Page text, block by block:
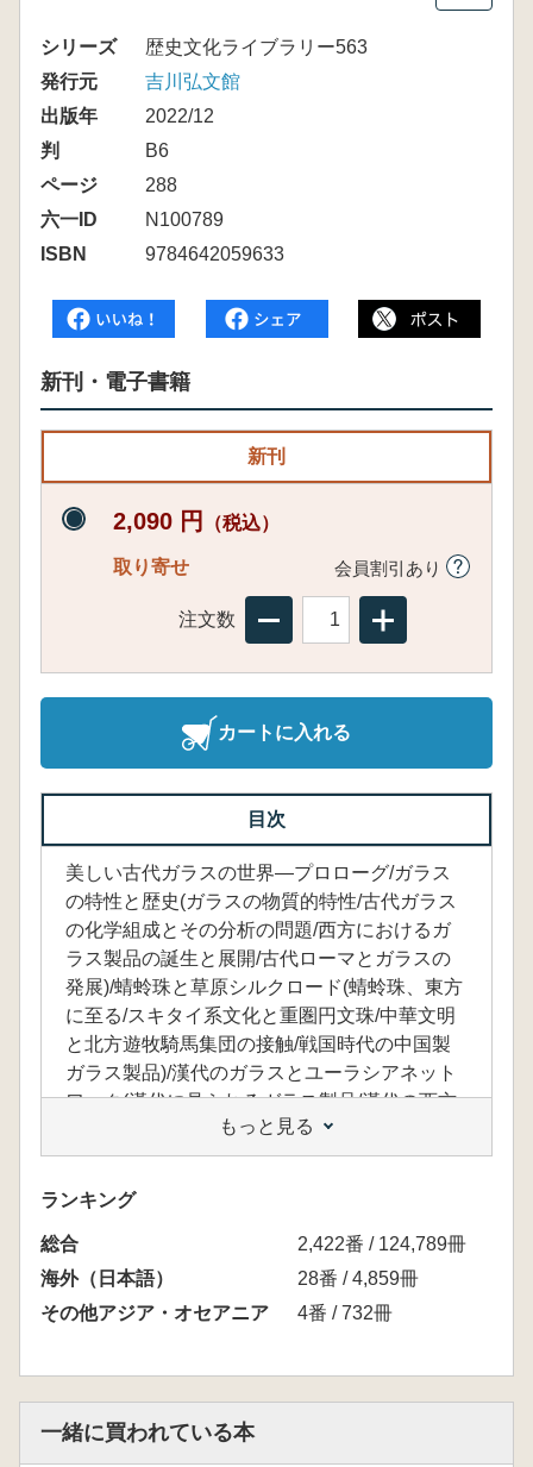
シリーズ
歴史文化ライブラリー563
発行元
吉川弘文館
出版年
2022/12
判
B6
ページ
288
六一ID
N100789
ISBN
9784642059633
新刊・電子書籍
新刊
2,090 円 （税込）
取り寄せ 会員割引あり
注文数
カートに入れる
目次
美しい古代ガラスの世界―プロローグ/ガラス
の特性と歴史(ガラスの物質的特性/古代ガラス
の化学組成とその分析の問題/西方におけるガ
ラス製品の誕生と展開/古代ローマとガラスの
発展)/蜻蛉珠と草原シルクロード(蜻蛉珠、東方
に至る/スキタイ系文化と重圏円文珠/中華文明
と北方遊牧騎馬集団の接触/戦国時代の中国製
ガラス製品)/漢代のガラスとユーラシアネット
ワーク(漢代に見られるガラス製品/漢代の西方
ガラス器とユーラシア東西のつながり/カリガ
ラスと海のシルクロード)/弥生社会のガラスと
大陸との交流(弥生時代のガラス製品の概要/弥
生時代中期のガラスと対外交渉/弥生時代後期
のガラス製品と対外交渉/楽浪郡と東夷世界)/激
動のユーラシアとガラス(魏晋南北朝のガラス/
三国時代の朝鮮半島と搬入ガラス製品/古墳時
代の日本と舶載されたガラス製品/隋唐期のガ
もっと見る
ランキング
総合
2,422番 / 124,789冊
海外（日本語）
28番 / 4,859冊
その他アジア・オセアニア
4番 / 732冊
一緒に買われている本